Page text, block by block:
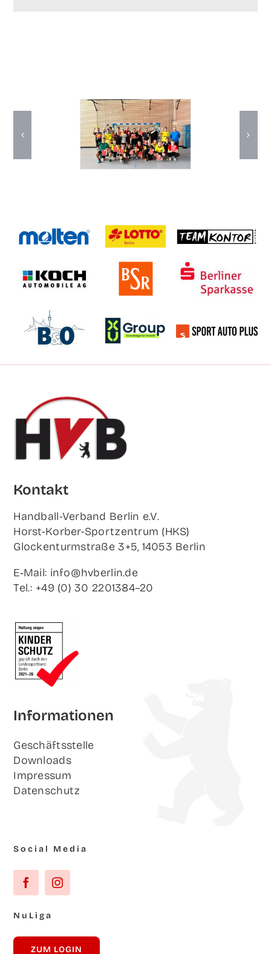
Kon­takt
Hand­ball-Ver­band Ber­lin e.V.
Horst-Korb­er-Sport­zen­trum (HKS)
Glo­cken­turm­stra­ße 3+5, 14053 Berlin
E‑Mail: info@hvberlin.de
Tel.: +49 (0) 30 2201384–20
Infor­ma­tio­nen
Geschäfts­stel­le
Down­loads
Impres­sum
Daten­schutz
Social Media
NuLi­ga
ZUM LOG­IN